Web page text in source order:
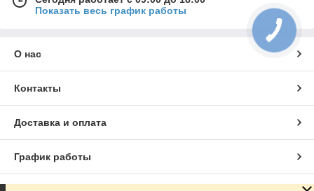
Показать весь график работы
О нас
Контакты
Доставка и оплата
График работы